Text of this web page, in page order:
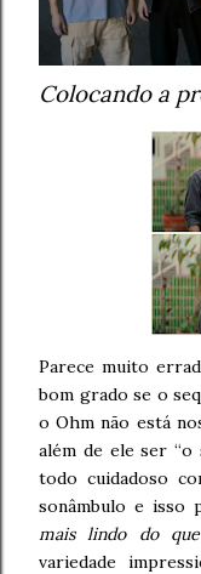
Colocando a
Parece muito
bom grado se o
o Ohm não está
além de ele ser “o
todo cuidadoso
sonâmbulo e isso
mais lindo do
variedade